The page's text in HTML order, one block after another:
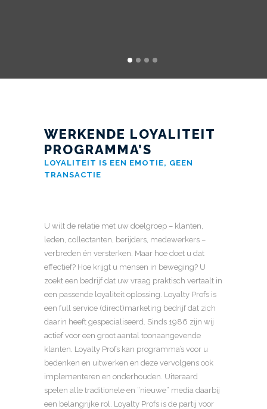
WERKENDE LOYALITEIT
PROGRAMMA’S
LOYALITEIT IS EEN EMOTIE, GEEN
TRANSACTIE
U wilt de relatie met uw doelgroep – klanten,
leden, collectanten, berijders, medewerkers –
verbreden én versterken. Maar hoe doet u dat
effectief? Hoe krijgt u mensen in beweging? U
zoekt een bedrijf dat uw vraag praktisch vertaalt in
een passende loyaliteit oplossing. Loyalty Profs is
een full service (direct)marketing bedrijf dat zich
daarin heeft gespecialiseerd. Sinds 1986 zijn wij
actief voor een groot aantal toonaangevende
klanten. Loyalty Profs kan programma’s voor u
bedenken en uitwerken en deze vervolgens ook
implementeren en onderhouden. Uiteraard
spelen alle traditionele en “nieuwe” media daarbij
een belangrijke rol. Loyalty Profs is de partij voor